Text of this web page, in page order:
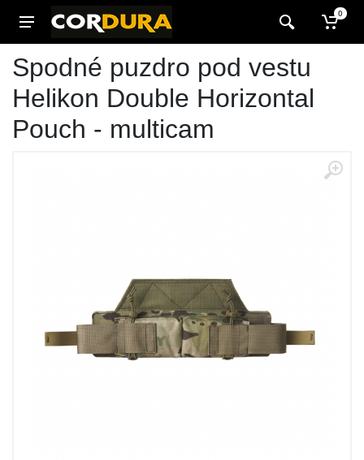
0
Spodné puzdro pod vestu
Helikon Double Horizontal
Pouch - multicam